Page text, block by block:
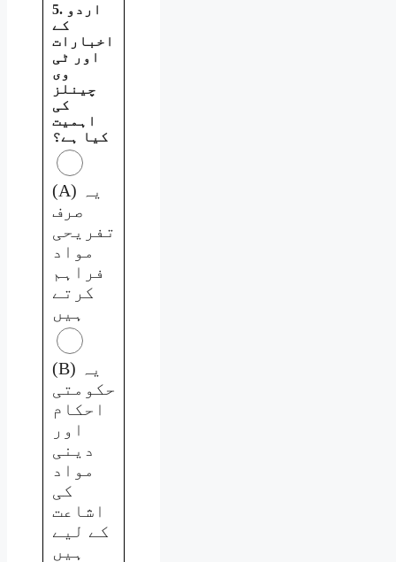
5. اردو
کے
اخبارات
اور ٹی
وی
چینلز
کی
اہمیت
کیا ہے؟
(A) یہ
صرف
تفریحی
مواد
فراہم
کرتے
ہیں
(B) یہ
حکومتی
احکام
اور
دینی
مواد
کی
اشاعت
کے لیے
ہیں